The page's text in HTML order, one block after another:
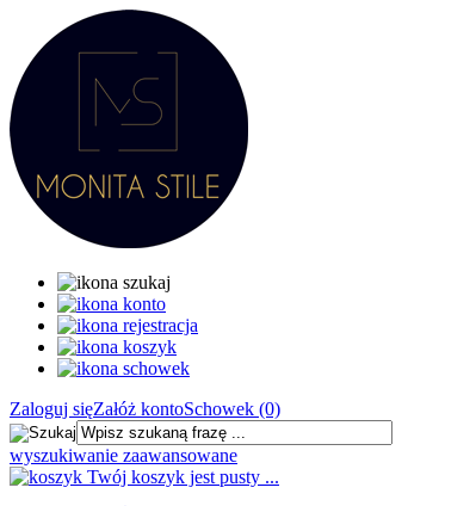
Zaloguj sięZałóż kontoSchowek (0)
wyszukiwanie zaawansowane
Twój koszyk jest pusty ...